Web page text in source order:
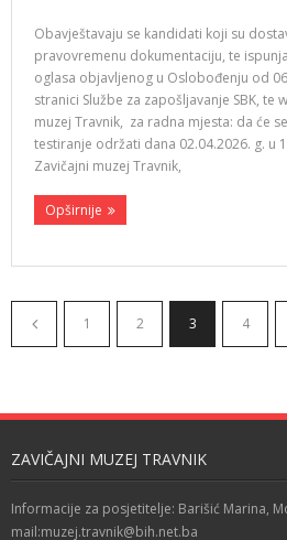
Obavještavaju se kandidati koji su
pravovremenu dokumentaciju, te
oglasa objavljenog u Oslobođenju od
stranici Službe za zapošljavanje SBK, te
muzej Travnik, za radna mjesta: da će
testiranje održati dana 02.04.2026. g. u
Zavičajni muzej Travnik,
Opširnije
1 2 3 4
ZAVIČAJNI MUZEJ TRAVNIK
Informacije za posjetitelje: Barišić Marina,
mail:muzej.travnik@bih.net.ba